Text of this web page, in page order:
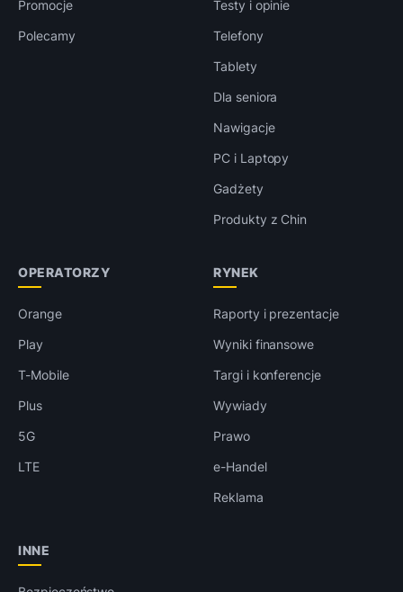
Promocje
Polecamy
Testy i opinie
Telefony
Tablety
Dla seniora
Nawigacje
PC i Laptopy
Gadżety
Produkty z Chin
OPERATORZY
Orange
Play
T-Mobile
Plus
5G
LTE
RYNEK
Raporty i prezentacje
Wyniki finansowe
Targi i konferencje
Wywiady
Prawo
e-Handel
Reklama
INNE